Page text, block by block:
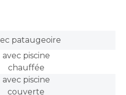
pataugeoire
avec piscine
chauffée
avec piscine
couverte